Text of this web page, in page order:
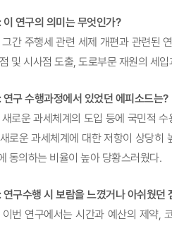
이 연구의 의미는 무엇인가?
그간 주행세 관련 세제 개편과 관련된
및 시사점 도출, 도로부문 재원의 세
연구 수행과정에서 있었던 에피소드는?
새로운 과세체계의 도입 등에 국민적
로운 과세체계에 대한 저항이 상당히
동의하는 비율이 높아 당황스러웠다.
연구수행 시 보람을 느꼈거나 아쉬웠던
이번 연구에서는 시간과 예산의 제약,